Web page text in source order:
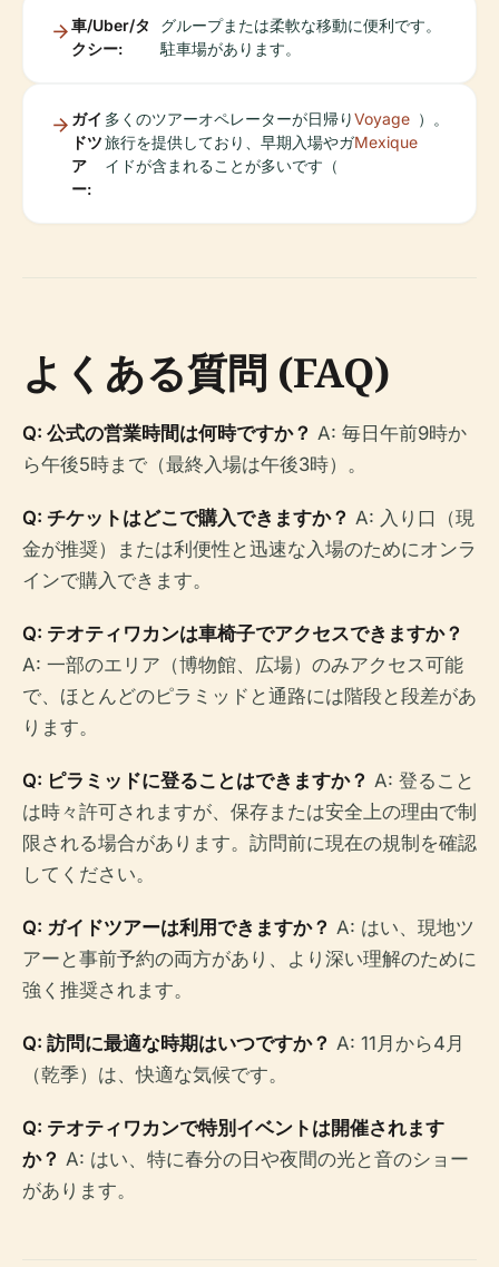
車/Uber/タ
クシー:
グループまたは柔軟な移動に便利です。
駐車場があります。
ガイ
ドツ
ア
ー:
多くのツアーオペレーターが日帰り
旅行を提供しており、早期入場やガ
イドが含まれることが多いです（
Voyage
Mexique
）。
よくある質問 (FAQ)
Q: 公式の営業時間は何時ですか？ A: 毎日午前9時か
ら午後5時まで（最終入場は午後3時）。
Q: チケットはどこで購入できますか？ A: 入り口（現
金が推奨）または利便性と迅速な入場のためにオンラ
インで購入できます。
Q: テオティワカンは車椅子でアクセスできますか？
A: 一部のエリア（博物館、広場）のみアクセス可能
で、ほとんどのピラミッドと通路には階段と段差があ
ります。
Q: ピラミッドに登ることはできますか？ A: 登ること
は時々許可されますが、保存または安全上の理由で制
限される場合があります。訪問前に現在の規制を確認
してください。
Q: ガイドツアーは利用できますか？ A: はい、現地ツ
アーと事前予約の両方があり、より深い理解のために
強く推奨されます。
Q: 訪問に最適な時期はいつですか？ A: 11月から4月
（乾季）は、快適な気候です。
Q: テオティワカンで特別イベントは開催されます
か？ A: はい、特に春分の日や夜間の光と音のショー
があります。